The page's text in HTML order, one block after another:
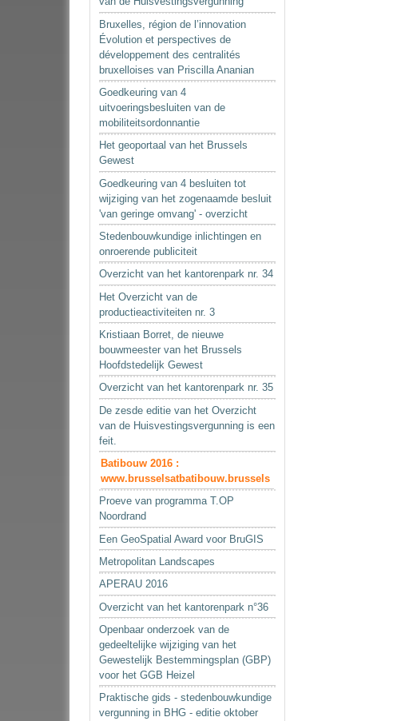
Bruxelles, région de l’innovation
Évolution et perspectives de
développement des centralités
bruxelloises van Priscilla Ananian
Goedkeuring van 4
uitvoeringsbesluiten van de
mobiliteitsordonnantie
Het geoportaal van het Brussels
Gewest
Goedkeuring van 4 besluiten tot
wijziging van het zogenaamde besluit
'van geringe omvang' - overzicht
Stedenbouwkundige inlichtingen en
onroerende publiciteit
Overzicht van het kantorenpark nr. 34
Het Overzicht van de
productieactiviteiten nr. 3
Kristiaan Borret, de nieuwe
bouwmeester van het Brussels
Hoofdstedelijk Gewest
Overzicht van het kantorenpark nr. 35
De zesde editie van het Overzicht
van de Huisvestingsvergunning is een
feit.
Batibouw 2016 :
www.brusselsatbatibouw.brussels
Proeve van programma T.OP
Noordrand
Een GeoSpatial Award voor BruGIS
Metropolitan Landscapes
APERAU 2016
Overzicht van het kantorenpark n°36
Openbaar onderzoek van de
gedeeltelijke wijziging van het
Gewestelijk Bestemmingsplan (GBP)
voor het GGB Heizel
Praktische gids - stedenbouwkundige
vergunning in BHG - editie oktober